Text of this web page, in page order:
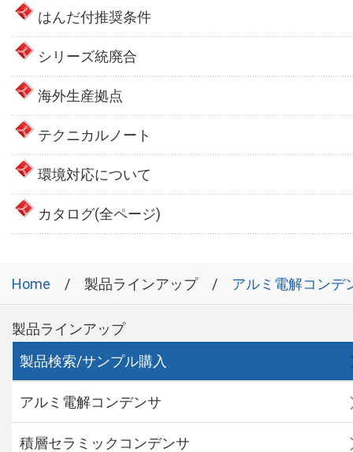
はんだ付推奨条件
シリーズ統廃合
海外生産拠点
テクニカルノート
環境対応について
カタログ(全ページ)
Home 製品ラインアップ アルミ電解コンデ
製品ラインアップ
製品検索/サンプル購入
アルミ電解コンデンサ
積層セラミックコンデンサ